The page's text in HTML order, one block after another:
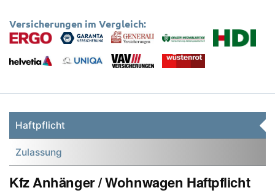
Versicherungen im Vergleich:
Haftpflicht
Zulassung
Kfz Anhänger / Wohnwagen Haftpflicht